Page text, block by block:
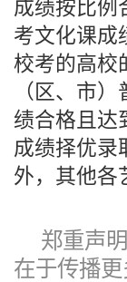
成绩按比例
考文化课成
校考的高校
（区、市
绩合格且达
成绩择优录
外，其他各
郑重声
在于传播